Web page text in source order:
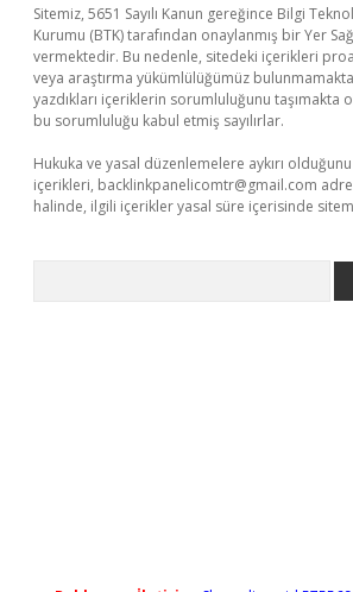
Sitemiz, 5651 Sayılı Kanun gereğince Bilgi
Kurumu (BTK) tarafından onaylanmış bir Yer
vermektedir. Bu nedenle, sitedeki içerikleri
veya araştırma yükümlülüğümüz
yazdıkları içeriklerin sorumluluğunu taşımakta
bu sorumluluğu kabul etmiş sayılırlar.
Hukuka ve yasal düzenlemelere aykırı
içerikleri, backlinkpanelicomtr@gmail.com
halinde, ilgili içerikler yasal süre içerisinde